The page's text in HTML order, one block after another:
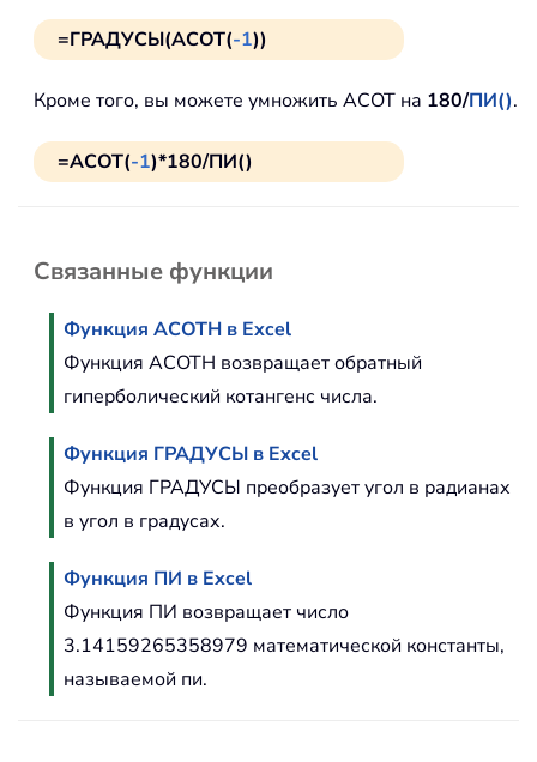
=ГРАДУСЫ(ACOT(-1))
Кроме того, вы можете умножить ACOT на 180/ПИ().
=ACOT(-1)*180/ПИ()
Связанные функции
Функция ACOTH в Excel
Функция ACOTH возвращает обратный
гиперболический котангенс числа.
Функция ГРАДУСЫ в Excel
Функция ГРАДУСЫ преобразует угол в радианах
в угол в градусах.
Функция ПИ в Excel
Функция ПИ возвращает число
3.14159265358979 математической константы,
называемой пи.